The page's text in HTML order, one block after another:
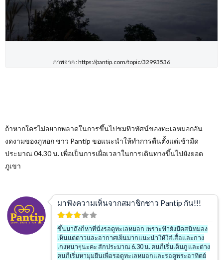
ภาพจาก : https://pantip.com/topic/32993536
ถ้าหากใครไม่อยากพลาดในการขึ้นไปชมทิวทัศน์ของทะเลหมอกอัน
งดงามของภูทอก ชาว Pantip ขอแนะนำให้ทำการตื่นตั้งแต่เช้ามืด
ประมาณ 04.30 น. เพื่อเป็นการเผื่อเวลาในการเดินทางขึ้นไปยังยอด
ภูเขา
มาฟังความเห็นจากสมาชิกชาว Pantip กัน!!!
ขึ้นมาถึงก็หาที่นั่งรอดูทะเลหมอก เพราะฟ้ายังมืดสนิทมอง
เห็นแต่ดาวและอากาศเย็นมากแนะนำให้ใส่เสื้อและกาง
เกงหนาๆนะคะ สักประมาณ 6.30 น. คนก็เริ่มเต็มภู และต่าง
คนก็เริ่มหามุมยืนเพื่อรอดูทะเลหมอกและรอดูพระอาทิตย์